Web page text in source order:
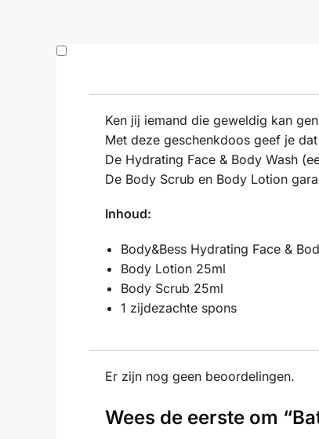
Ken jij iemand die geweldig kan
Met deze geschenkdoos geef je
De Hydrating Face & Body Wash
De Body Scrub en Body Lotion
Inhoud:
Body&Bess Hydrating Face &
Body Lotion 25ml
Body Scrub 25ml
1 zijdezachte spons
Er zijn nog geen beoordelingen.
Wees de eerste om